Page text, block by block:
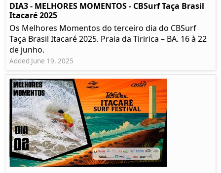
DIA3 - MELHORES MOMENTOS - CBSurf Taça Brasil
Itacaré 2025
Os Melhores Momentos do terceiro dia do CBSurf
Taça Brasil Itacaré 2025. Praia da Tiririca – BA. 16 à 22
de junho.
Added June 19, 2025